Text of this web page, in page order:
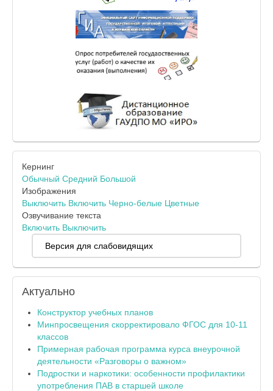
Кернинг
Обычный Средний Большой
Изображения
Выключить Включить Черно-белые Цветные
Озвучивание текста
Включить Выключить
Версия для слабовидящих
Актуально
Конструктор учебных планов
Минпросвещения скорректировало ФГОС для 10-11
классов
Примерная рабочая программа курса внеурочной
деятельности «Разговоры о важном»
Подростки и наркотики: особенности профилактики
употребления ПАВ в старшей школе